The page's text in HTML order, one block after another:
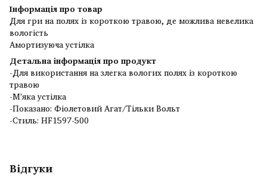
Інформація про товар
Для гри на полях із короткою травою, де можлива невелика
вологість
Амортизуюча устілка
Детальна інформація про продукт
-Для використання на злегка вологих полях із короткою
травою
-М'яка устілка
-Показано: Фіолетовий Агат/Тільки Вольт
-Стиль: HF1597-500
Відгуки